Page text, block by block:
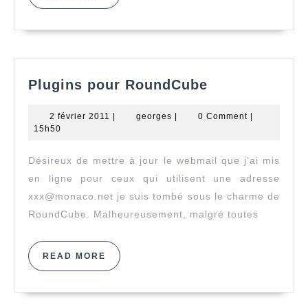
MORE
Plugins pour RoundCube
RoundCube
2 février 2011 2| georges georges
| 0 Comment |
15h50
Désireux de mettre à jour le webmail que j’ai mis
en ligne pour ceux qui utilisent une adresse
xxx@monaco.net je suis tombé sous le charme de
RoundCube. Malheureusement, malgré toutes
READ MORE READ
MORE